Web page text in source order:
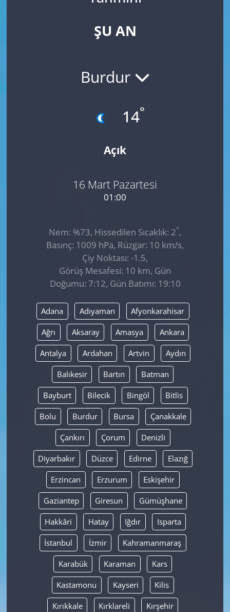
ŞU AN
Burdur
14°
Açık
16 Mart Pazartesi
01:00
Nem: %73, Hissedilen Sıcaklık: 2°,
Basınç: 1009 hPa, Rüzgar: 10 km/s,
Çiy Noktası: -1.5,
Görüş Mesafesi: 10 km, Gün
Doğumu: 7:12, Gün Batımı: 19:10
Adana Adıyaman Afyonkarahisar
Ağrı Aksaray Amasya Ankara
Antalya Ardahan Artvin Aydın
Balıkesir Bartın Batman
Bayburt Bilecik Bingöl Bitlis
Bolu Burdur Bursa Çanakkale
Çankırı Çorum Denizli
Diyarbakır Düzce Edirne Elazığ
Erzincan Erzurum Eskişehir
Gaziantep Giresun Gümüşhane
Hakkâri Hatay Iğdır Isparta
İstanbul İzmir Kahramanmaraş
Karabük Karaman Kars
Kastamonu Kayseri Kilis
Kırıkkale Kırklareli Kırşehir